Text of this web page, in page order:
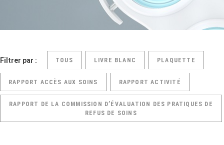
Filtrer par : TOUS LIVRE BLANC PLAQUETTE
RAPPORT ACCÈS AUX SOINS RAPPORT ACTIVITÉ
RAPPORT DE LA COMMISSION D’ÉVALUATION DES PRATIQUES DE
REFUS DE SOINS